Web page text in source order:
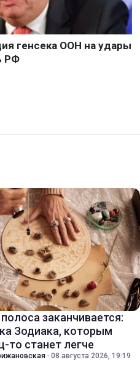
заканчивается:
Зодиака, которым
то станет легче
· 08 августа 2026, 19:19